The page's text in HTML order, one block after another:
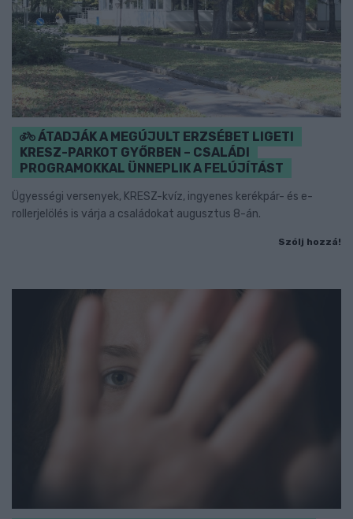
ÁTADJÁK A MEGÚJULT ERZSÉBET LIGETI
KRESZ-PARKOT GYŐRBEN – CSALÁDI
PROGRAMOKKAL ÜNNEPLIK A FELÚJÍTÁST
Ügyességi versenyek, KRESZ-kvíz, ingyenes kerékpár- és e-
rollerjelölés is várja a családokat augusztus 8-án.
Szólj hozzá!